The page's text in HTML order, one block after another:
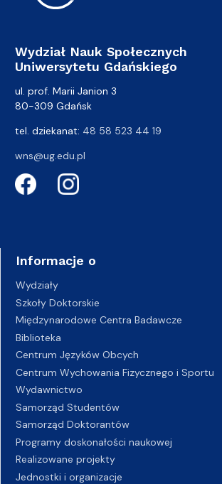
Wydział Nauk Społecznych
Uniwersytetu Gdańskiego
ul. prof. Marii Janion 3
80-309 Gdańsk
tel. dziekanat: 48 58 523 44 19
wns@ug.edu.pl
Informacje o
Wydziały
Szkoły Doktorskie
Międzynarodowe Centra Badawcze
Biblioteka
Centrum Języków Obcych
Centrum Wychowania Fizycznego i Sportu
Wydawnictwo
Samorząd Studentów
Samorząd Doktorantów
Programy doskonałości naukowej
Realizowane projekty
Jednostki i organizacje